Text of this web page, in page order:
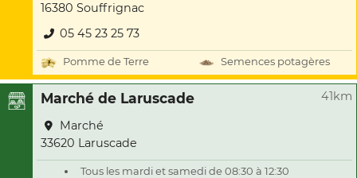
16380 Souffrignac
05 45 23 25 73
Pomme de Terre Semences potagères
Marché de Laruscade 41km
Marché
33620 Laruscade
Tous les mardi et samedi de 08:30 à 12:30